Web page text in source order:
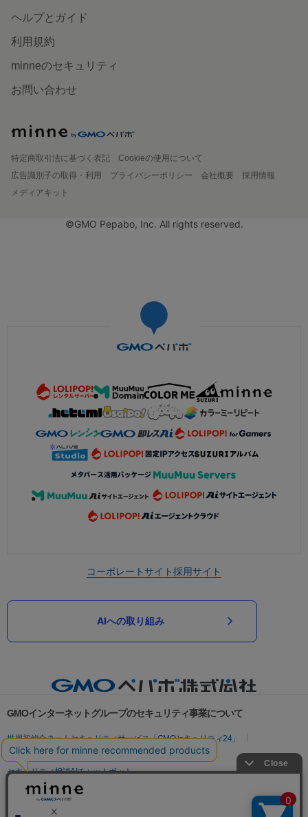
ヘルプとガイド
利用規約
minneのセキュリティ
お問い合わせ
特定商取引法に基づく表記
Cookieの使用について
広告識別子の取得・利用
プライバシーポリシー 会社概要
採用情報
メディアキット
©GMO Pepabo, Inc. All rights reserved.
コーポレートサイト採用サイト
AIへの取り組み
GMOインターネットグループのセキュリティ事業について
世界初総合ネットセキュリティサービス「GMOセキュリティ24」
パスワード漏洩診断
Webサイトリスク診断
セキュリティ相談AIチャットボット
実在証明・盗聴対策